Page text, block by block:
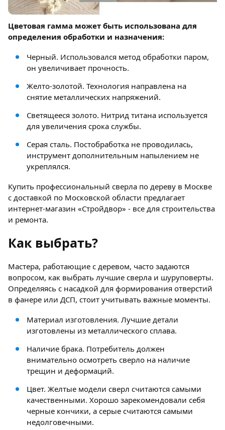
Цветовая гамма может быть использована для
определения обработки и назначения:
Черный. Использовался метод обработки паром,
он увеличивает прочность.
Желто-золотой. Технология направлена на
снятие металлических напряжений.
Светящееся золото. Нитрид титана используется
для увеличения срока службы.
Серая сталь. Постобработка не проводилась,
инструмент дополнительным напылением не
укреплялся.
Купить профессиональный сверла по дереву в Москве
с доставкой по Московской области предлагает
интернет-магазин «Стройдвор» - все для строительства
и ремонта.
Как выбрать?
Мастера, работающие с деревом, часто задаются
вопросом, как выбрать лучшие сверла и шуруповерты.
Определяясь с насадкой для формирования отверстий
в фанере или ДСП, стоит учитывать важные моменты.
Материал изготовления. Лучшие детали
изготовлены из металлического сплава.
Наличие брака. Потребитель должен
внимательно осмотреть сверло на наличие
трещин и деформаций.
Цвет. Желтые модели сверл считаются самыми
качественными. Хорошо зарекомендовали себя
черные кончики, а серые считаются самыми
недолговечными.